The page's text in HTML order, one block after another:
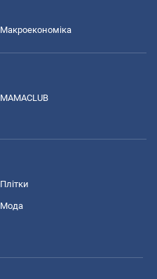
Макроекономіка
MAMACLUB
Плітки
Мода